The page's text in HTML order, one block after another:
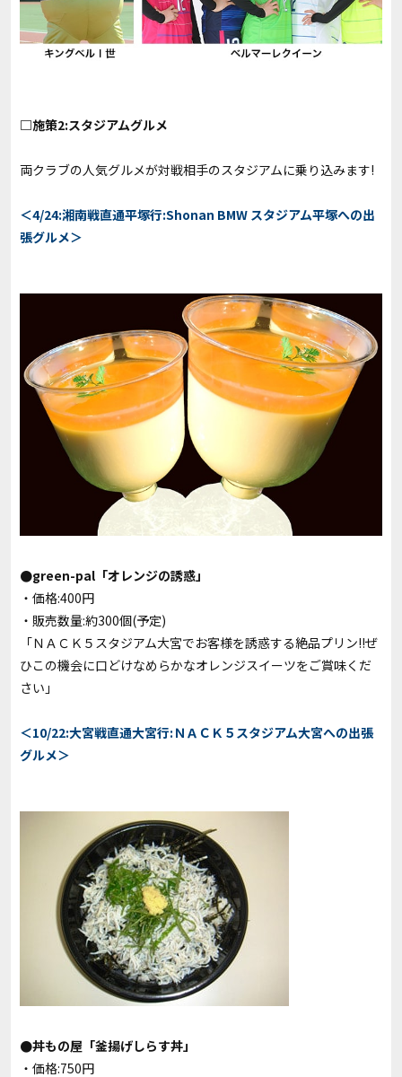
□施策2:スタジアムグルメ
両クラブの人気グルメが対戦相手のスタジアムに乗り込みます!
＜4/24:湘南戦直通平塚行:Shonan BMW スタジアム平塚への出
張グルメ＞
●green-pal「オレンジの誘惑」
・価格:400円
・販売数量:約300個(予定)
「ＮＡＣＫ５スタジアム大宮でお客様を誘惑する絶品プリン!!ぜ
ひこの機会に口どけなめらかなオレンジスイーツをご賞味くだ
さい」
＜10/22:大宮戦直通大宮行:ＮＡＣＫ５スタジアム大宮への出張
グルメ＞
●丼もの屋「釜揚げしらす丼」
・価格:750円